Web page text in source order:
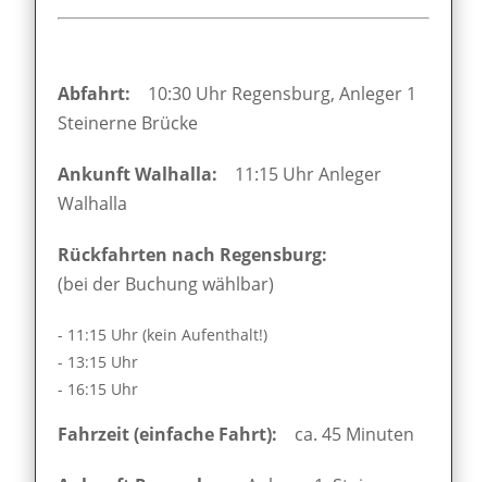
Abfahrt: 10:30 Uhr Regensburg, Anleger 1
Steinerne Brücke
Ankunft Walhalla: 11:15 Uhr Anleger
Walhalla
Rückfahrten nach Regensburg:
(bei der Buchung wählbar)
- 11:15 Uhr (kein Aufenthalt!)
- 13:15 Uhr
- 16:15 Uhr
Fahrzeit (einfache Fahrt): ca. 45 Minuten